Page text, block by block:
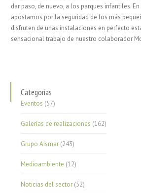
dar paso, de nuevo, a los parques infantiles.
apostamos por la seguridad de los más
disfruten de unas instalaciones en perfecto
sensacional trabajo de nuestro colaborador
Categorías
Eventos (57)
Galerías de realizaciones (162)
Grupo Aismar (243)
Medioambiente (12)
Noticias del sector (52)